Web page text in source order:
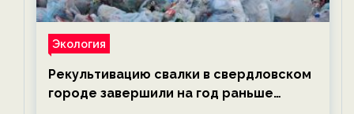
Экология
Рекультивацию свалки в свердловском
городе завершили на год раньше